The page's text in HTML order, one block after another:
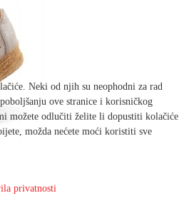
Neki od njih su neophodni za rad
ove stranice i korisničkog
možete odlučiti želite li dopustiti kolačiće
možda nećete moći koristiti sve
privatnosti